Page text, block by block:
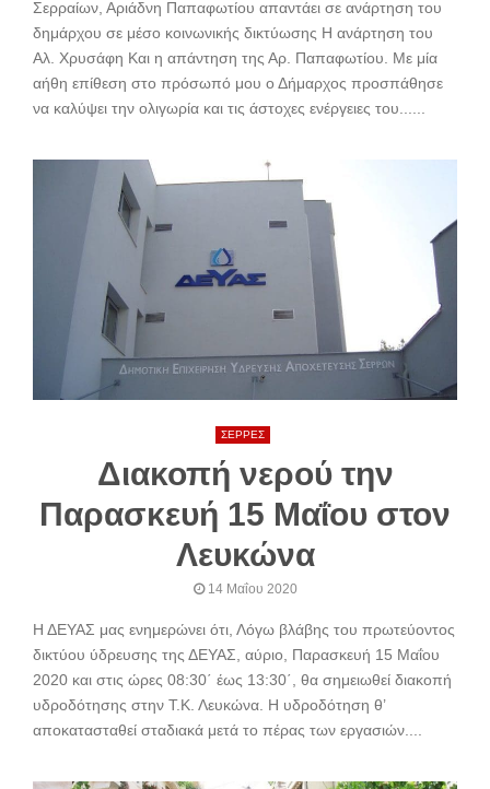
Σερραίων, Αριάδνη Παπαφωτίου απαντάει σε ανάρτηση του
δημάρχου σε μέσο κοινωνικής δικτύωσης Η ανάρτηση του
Αλ. Χρυσάφη Και η απάντηση της Αρ. Παπαφωτίου. Με μία
αήθη επίθεση στο πρόσωπό μου ο Δήμαρχος προσπάθησε
να καλύψει την ολιγωρία και τις άστοχες ενέργειες του......
ΣΕΡΡΕΣ
Διακοπή νερού την
Παρασκευή 15 Μαΐου στον
Λευκώνα
14 Μαΐου 2020
Η ΔΕΥΑΣ μας ενημερώνει ότι, Λόγω βλάβης του πρωτεύοντος
δικτύου ύδρευσης της ΔΕΥΑΣ, αύριο, Παρασκευή 15 Μαΐου
2020 και στις ώρες 08:30΄ έως 13:30΄, θα σημειωθεί διακοπή
υδροδότησης στην Τ.Κ. Λευκώνα. Η υδροδότηση θ’
αποκατασταθεί σταδιακά μετά το πέρας των εργασιών....